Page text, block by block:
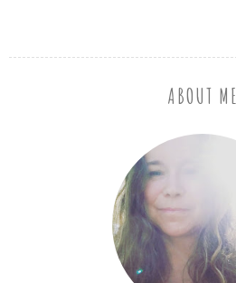
ABOUT ME